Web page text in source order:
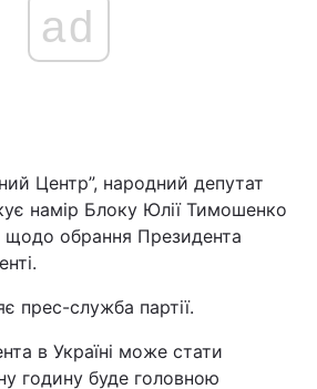
ad
Центр”, народний депутат
намір Блоку Юлії Тимошенко
щодо обрання Президента
прес-служба партії.
в Україні може стати
годину буде головною